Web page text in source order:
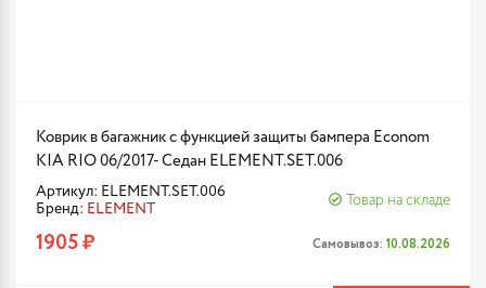
Коврик в багажник с функцией защиты бампера Econom
KIA RIO 06/2017- Седан ELEMENT.SET.006
Артикул: ELEMENT.SET.006
Бренд: ELEMENT
Товар на складе
1905 ₽ Самовывоз: 10.08.2026